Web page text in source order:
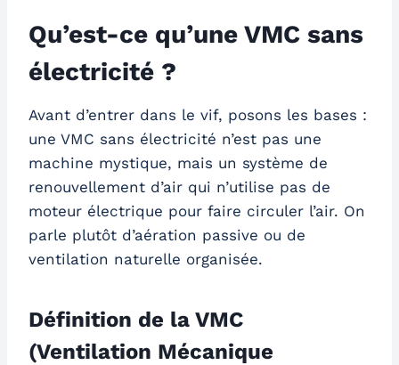
Qu’est-ce qu’une VMC sans
électricité ?
Avant d’entrer dans le vif, posons les bases :
une VMC sans électricité n’est pas une
machine mystique, mais un système de
renouvellement d’air qui n’utilise pas de
moteur électrique pour faire circuler l’air. On
parle plutôt d’aération passive ou de
ventilation naturelle organisée.
Définition de la VMC
(Ventilation Mécanique